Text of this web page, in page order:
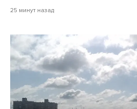
25 минут назад